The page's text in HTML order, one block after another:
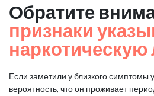
Обратите
признаки
Если заметили у близкого симптомы
вероятность, что он проживает